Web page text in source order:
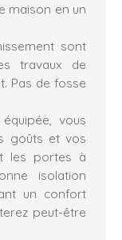
maison en un
sont
travaux de
Pas de fosse
vous
goûts et vos
les portes à
isolation
un confort
peut-être